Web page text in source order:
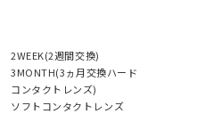
2WEEK(2週間交換)
3MONTH(3ヵ月交換ハード
コンタクトレンズ)
ソフトコンタクトレンズ